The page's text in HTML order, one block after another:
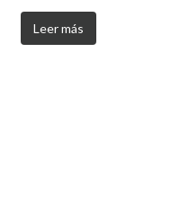
Leer más